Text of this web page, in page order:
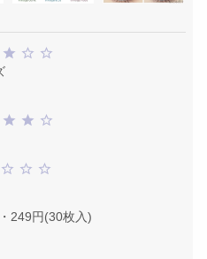
249円(30枚入)